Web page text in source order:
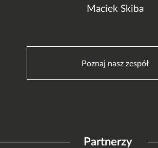
Maciek Skiba
Poznaj nasz zespół
Partnerzy